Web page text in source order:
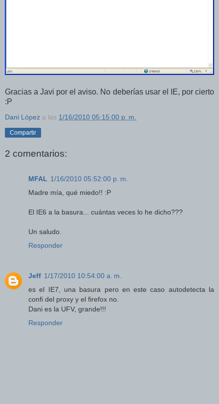
Gracias a Javi por el aviso. No deberías usar el IE, por cierto
:P
Dani López a las 1/16/2010 05:15:00 p. m.
Compartir
2 comentarios:
MFAL 1/16/2010 05:52:00 p. m.
Madre mía, qué miedo!! :P
El IE6 a la basura... cuántas veces lo he dicho???
Un saludo.
Responder
Jeff 1/17/2010 10:54:00 a. m.
es el IE7, una basura pero en este caso autodetecta la
confi del proxy y el firefox no.
Dani es la UFV, grande!!!
Responder